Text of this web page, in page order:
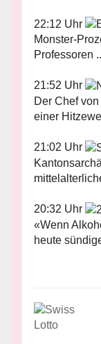
22:12 Uhr
Monster-
Professoren
21:52 Uhr
Der Chef
einer
21:02 Uhr
20:32 Uhr
«Wenn
heute